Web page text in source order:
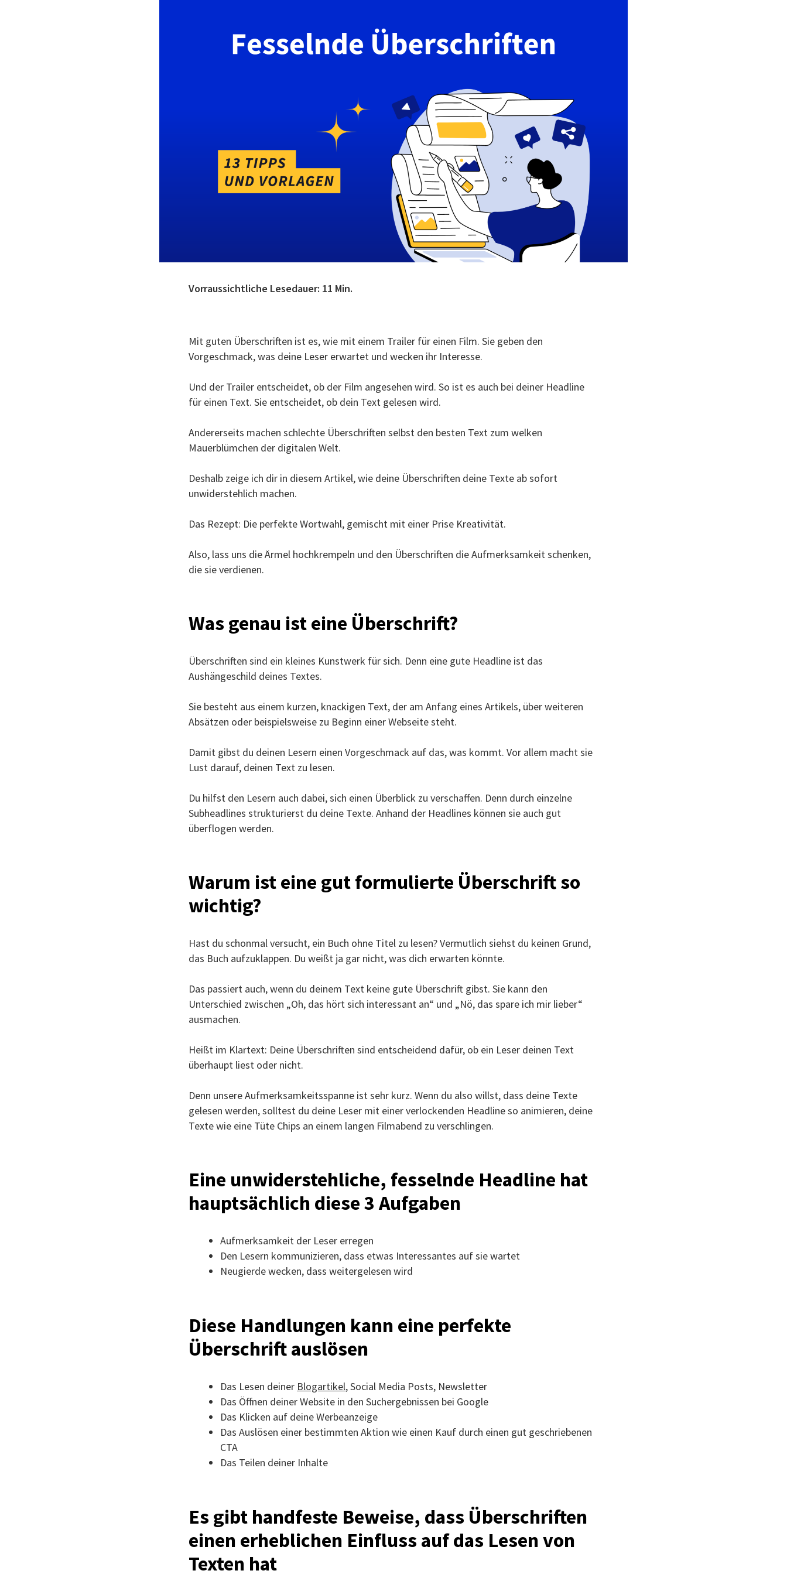
Vorraussichtliche Lesedauer: 11 Min.
Mit guten Überschriften ist es, wie mit einem Trailer für einen Film. Sie geben den
Vorgeschmack, was deine Leser erwartet und wecken ihr Interesse.
Und der Trailer entscheidet, ob der Film angesehen wird. So ist es auch bei deiner Headline
für einen Text. Sie entscheidet, ob dein Text gelesen wird.
Andererseits machen schlechte Überschriften selbst den besten Text zum welken
Mauerblümchen der digitalen Welt.
Deshalb zeige ich dir in diesem Artikel, wie deine Überschriften deine Texte ab sofort
unwiderstehlich machen.
Das Rezept: Die perfekte Wortwahl, gemischt mit einer Prise Kreativität.
Also, lass uns die Ärmel hochkrempeln und den Überschriften die Aufmerksamkeit schenken,
die sie verdienen.
Was genau ist eine Überschrift?
Überschriften sind ein kleines Kunstwerk für sich. Denn eine gute Headline ist das
Aushängeschild deines Textes.
Sie besteht aus einem kurzen, knackigen Text, der am Anfang eines Artikels, über weiteren
Absätzen oder beispielsweise zu Beginn einer Webseite steht.
Damit gibst du deinen Lesern einen Vorgeschmack auf das, was kommt. Vor allem macht sie
Lust darauf, deinen Text zu lesen.
Du hilfst den Lesern auch dabei, sich einen Überblick zu verschaffen. Denn durch einzelne
Subheadlines strukturierst du deine Texte. Anhand der Headlines können sie auch gut
überflogen werden.
Warum ist eine gut formulierte Überschrift so
wichtig?
Hast du schonmal versucht, ein Buch ohne Titel zu lesen? Vermutlich siehst du keinen Grund,
das Buch aufzuklappen. Du weißt ja gar nicht, was dich erwarten könnte.
Das passiert auch, wenn du deinem Text keine gute Überschrift gibst. Sie kann den
Unterschied zwischen „Oh, das hört sich interessant an“ und „Nö, das spare ich mir lieber“
ausmachen.
Heißt im Klartext: Deine Überschriften sind entscheidend dafür, ob ein Leser deinen Text
überhaupt liest oder nicht.
Denn unsere Aufmerksamkeitsspanne ist sehr kurz. Wenn du also willst, dass deine Texte
gelesen werden, solltest du deine Leser mit einer verlockenden Headline so animieren, deine
Texte wie eine Tüte Chips an einem langen Filmabend zu verschlingen.
Eine unwiderstehliche, fesselnde Headline hat
hauptsächlich diese 3 Aufgaben
Aufmerksamkeit der Leser erregen
Den Lesern kommunizieren, dass etwas Interessantes auf sie wartet
Neugierde wecken, dass weitergelesen wird
Diese Handlungen kann eine perfekte
Überschrift auslösen
Das Lesen deiner Blogartikel, Social Media Posts, Newsletter
Das Öffnen deiner Website in den Suchergebnissen bei Google
Das Klicken auf deine Werbeanzeige
Das Auslösen einer bestimmten Aktion wie einen Kauf durch einen gut geschriebenen
CTA
Das Teilen deiner Inhalte
Es gibt handfeste Beweise, dass Überschriften
einen erheblichen Einfluss auf das Lesen von
Texten hat